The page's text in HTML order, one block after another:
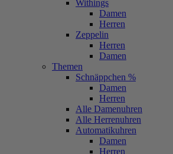
Withings
Damen
Herren
Zeppelin
Herren
Damen
Themen
Schnäppchen %
Damen
Herren
Alle Damenuhren
Alle Herrenuhren
Automatikuhren
Damen
Herren